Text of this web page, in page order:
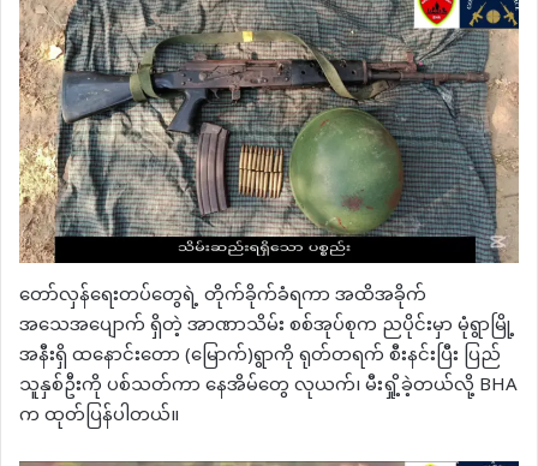
တော်လှန်ရေးတပ်တွေရဲ့ တိုက်ခိုက်ခံရကာ အထိအခိုက်
အသေအပျောက် ရှိတဲ့ အာဏာသိမ်း စစ်အုပ်စုက ညပိုင်းမှာ မုံရွာမြို့
အနီးရှိ ထနောင်းတော (မြောက်)ရွာကို ရုတ်တရက် စီးနင်းပြီး ပြည်
သူနှစ်ဦးကို ပစ်သတ်ကာ နေအိမ်တွေ လုယက်၊ မီးရှို့ခဲ့တယ်လို့ BHA
က ထုတ်ပြန်ပါတယ်။